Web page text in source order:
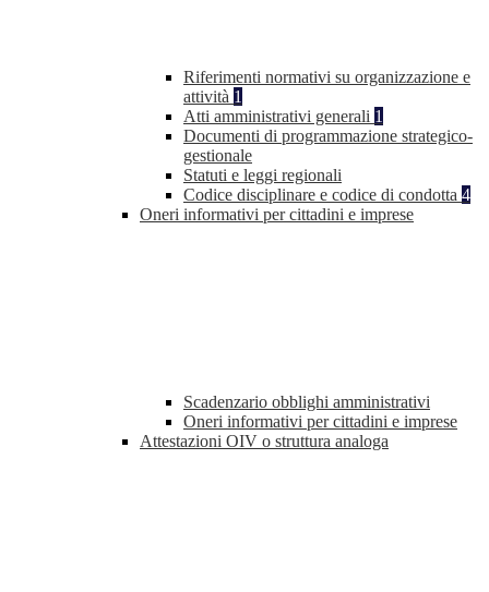
Riferimenti normativi su organizzazione e
attività 1
Atti amministrativi generali 1
Documenti di programmazione strategico-
gestionale
Statuti e leggi regionali
Codice disciplinare e codice di condotta 4
Oneri informativi per cittadini e imprese
Scadenzario obblighi amministrativi
Oneri informativi per cittadini e imprese
Attestazioni OIV o struttura analoga